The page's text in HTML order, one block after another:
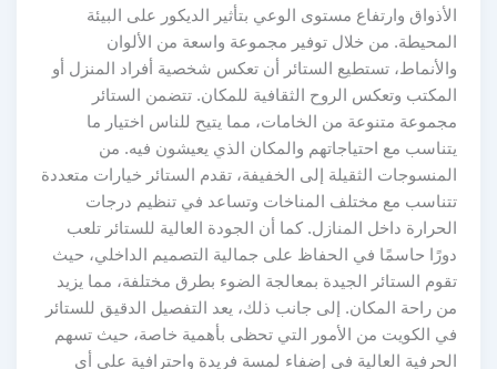
الأذواق وارتفاع مستوى الوعي بتأثير الديكور على البيئة
المحيطة. من خلال توفير مجموعة واسعة من الألوان
والأنماط، تستطيع الستائر أن تعكس شخصية أفراد المنزل أو
المكتب وتعكس الروح الثقافية للمكان. تتضمن الستائر
مجموعة متنوعة من الخامات، مما يتيح للناس اختيار ما
يتناسب مع احتياجاتهم والمكان الذي يعيشون فيه. من
المنسوجات الثقيلة إلى الخفيفة، تقدم الستائر خيارات متعددة
تتناسب مع مختلف المناخات وتساعد في تنظيم درجات
الحرارة داخل المنازل. كما أن الجودة العالية للستائر تلعب
دورًا حاسمًا في الحفاظ على جمالية التصميم الداخلي، حيث
تقوم الستائر الجيدة بمعالجة الضوء بطرق مختلفة، مما يزيد
من راحة المكان. إلى جانب ذلك، يعد التفصيل الدقيق للستائر
في الكويت من الأمور التي تحظى بأهمية خاصة، حيث تسهم
الحرفية العالية في إضفاء لمسة فريدة واحترافية على أي